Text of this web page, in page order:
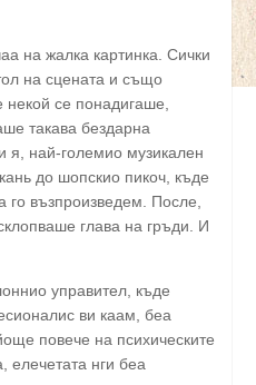
на жалка картинка. Сички
на сцената и също
се понадигаше,
такава бездарна
я, най-големио музикален
до шопскио пикоч, къде
възпроизведем. После,
глава на гръди. И
управител, къде
ви каам, беа
повече на психическите
нги беа